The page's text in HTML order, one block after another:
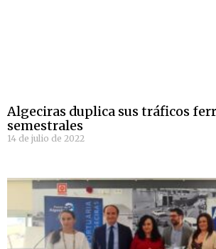
Algeciras duplica sus tráficos
semestrales
14 de julio de 2022